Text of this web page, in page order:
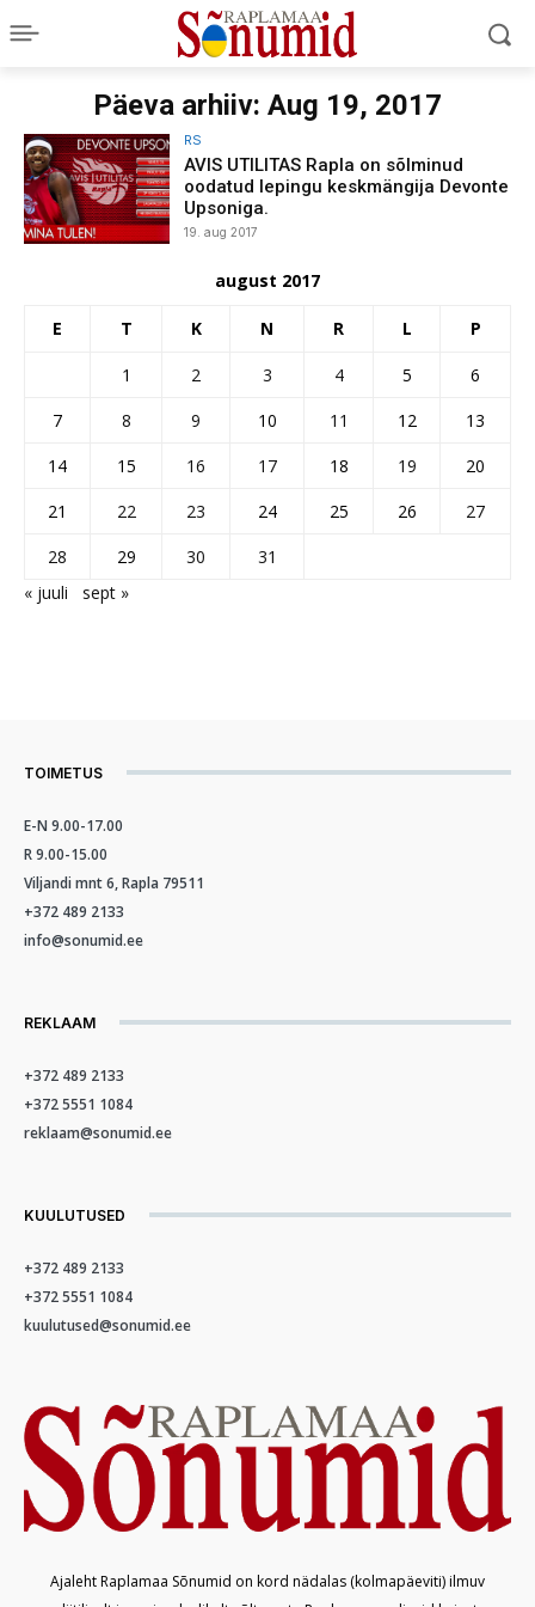
Päeva arhiiv: Aug 19, 2017
RS
AVIS UTILITAS Rapla on sõlminud
oodatud lepingu keskmängija Devonte
Upsoniga.
19. aug 2017
august 2017
E T K N R L P
1 2 3 4 5
6
7
8 9 10 11 12
13
14
15 16 17 18 19
20
21
22 23 24 25 26
27
28
29 30
31
« juuli
sept »
TOIMETUS
E-N 9.00-17.00
R 9.00-15.00
Viljandi mnt 6, Rapla 79511
+372 489 2133
info@sonumid.ee
REKLAAM
+372 489 2133
+372 5551 1084
reklaam@sonumid.ee
KUULUTUSED
+372 489 2133
+372 5551 1084
kuulutused@sonumid.ee
Ajaleht Raplamaa Sõnumid on kord nädalas (kolmapäeviti) ilmuv